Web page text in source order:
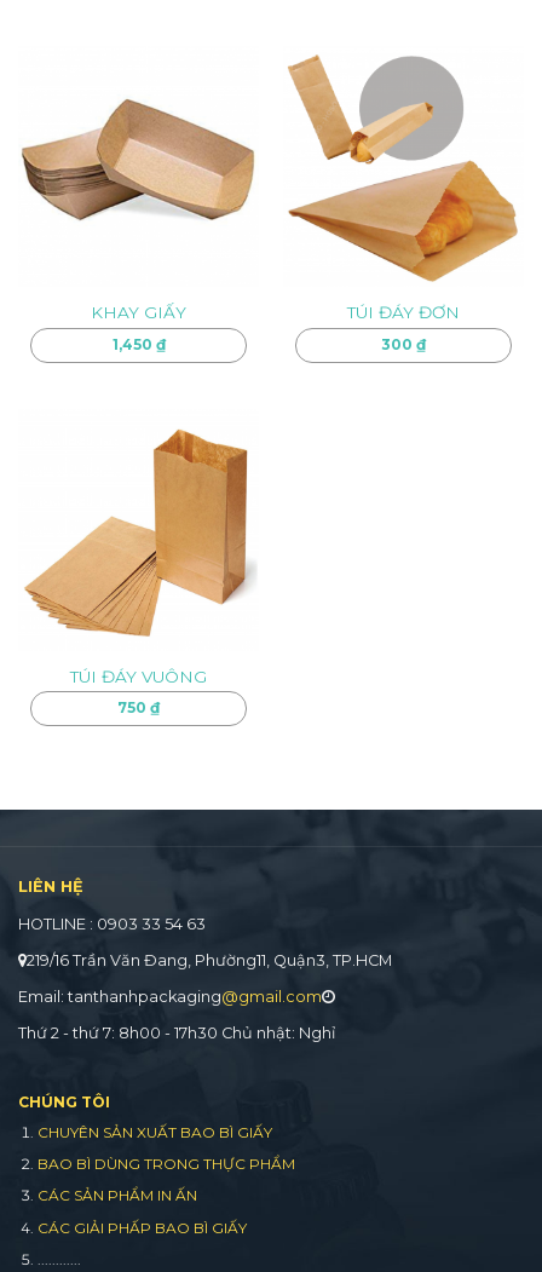
KHAY GIẤY
1,450 ₫
TÚI ĐÁY ĐƠN
300 ₫
TÚI ĐÁY VUÔNG
750 ₫
LIÊN HỆ
HOTLINE : 0903 33 54 63
219/16 Trần Văn Đang, Phường11, Quận3, TP.HCM
Email: tanthanhpackaging@gmail.com
Thứ 2 - thứ 7: 8h00 - 17h30 Chủ nhật: Nghỉ
CHÚNG TÔI
CHUYÊN SẢN XUẤT BAO BÌ GIẤY
BAO BÌ DÙNG TRONG THỰC PHẨM
CÁC SẢN PHẨM IN ẤN
CÁC GIẢI PHẤP BAO BÌ GIẤY